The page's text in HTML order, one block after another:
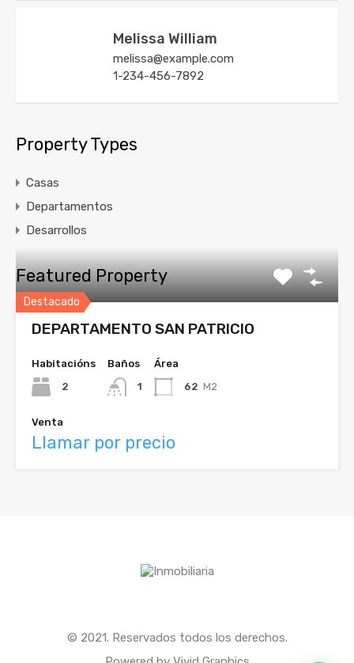
Melissa William
melissa@example.com
1-234-456-7892
Property Types
Casas
Departamentos
Desarrollos
Featured Property
Destacado
DEPARTAMENTO SAN PATRICIO
Habitacións
2
Baños
1
Área
62 M2
Venta
Llamar por precio
© 2021. Reservados todos los derechos.